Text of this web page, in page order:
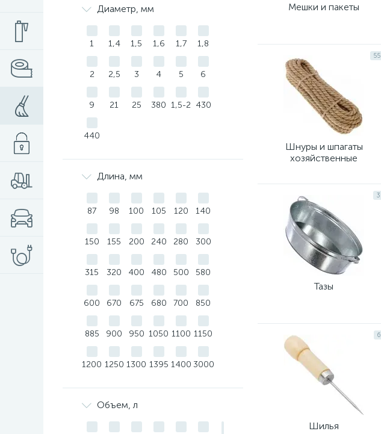
Диаметр, мм
1 1,4 1,5 1,6 1,7 1,8
2 2,5 3 4 5 6
9 21 25 380 1,5-2 430
440
Длина, мм
87 98 100 105 120 140
150 155 200 240 280 300
315 320 400 480 500 580
600 670 675 680 700 850
885 900 950 1050 1100 1150
1200 1250 1300 1395 1400 3000
Объем, л
Мешки и пакеты
55
Шнуры и шпагаты
хозяйственные
3
Тазы
6
Шилья